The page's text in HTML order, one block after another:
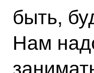
быть,
Нам